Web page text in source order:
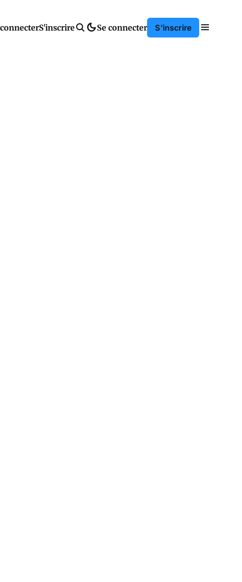
connecterS'inscrire Se connecter S'inscrire